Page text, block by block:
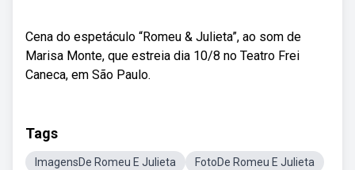
Cena do espetáculo “Romeu & Julieta”, ao som de
Marisa Monte, que estreia dia 10/8 no Teatro Frei
Caneca, em São Paulo.
Tags
ImagensDe Romeu E Julieta FotoDe Romeu E Julieta